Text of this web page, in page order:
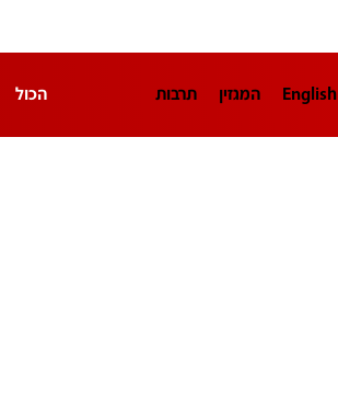
English המגזין תרבות הכול